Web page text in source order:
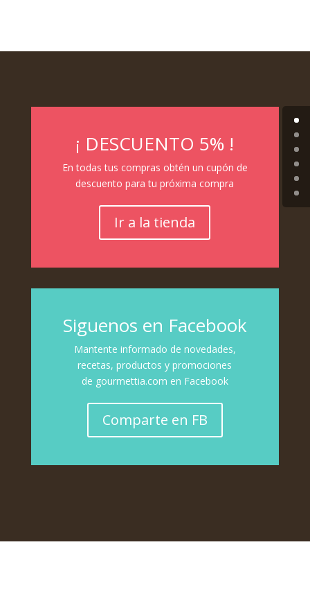
¡ DESCUENTO 5% !
En todas tus compras obtén un cupón de
descuento para tu próxima compra
Ir a la tienda
Siguenos en Facebook
Mantente informado de novedades,
recetas, productos y promociones
de gourmettia.com en Facebook
Comparte en FB